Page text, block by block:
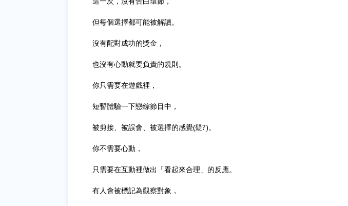
但每個選擇都可能被解讀。
沒有配對成功的獎金，
也沒有心動就要負責的規則。
你只需要在遊戲裡，
短暫體驗一下戀綜節目中，
被剪接、被誤會、被選擇的感覺(疑?)。
你不需要心動，
只需要在互動裡做出「看起來合理」的反應。
有人會被標記為觀察對象，